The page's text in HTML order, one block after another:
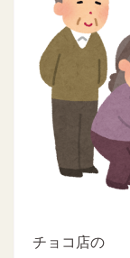
チョコ店の